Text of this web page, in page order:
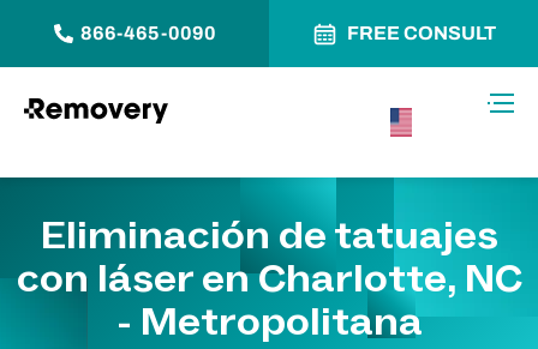
866-465-0090 FREE CONSULT
Eliminación de tatuajes
con láser en Charlotte, NC
- Metropolitana